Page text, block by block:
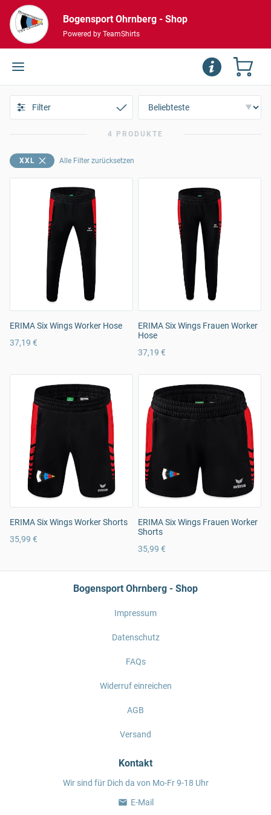
Bogensport Ohrnberg - Shop
Powered by TeamShirts
Filter
4 PRODUKTE
XXL Alle Filter zurücksetzen
ERIMA Six Wings Worker Hose
37,19 €
ERIMA Six Wings Frauen Worker
Hose
37,19 €
ERIMA Six Wings Worker Shorts
35,99 €
ERIMA Six Wings Frauen Worker
Shorts
35,99 €
Bogensport Ohrnberg - Shop
Impressum
Datenschutz
FAQs
Widerruf einreichen
AGB
Versand
Kontakt
Wir sind für Dich da von Mo-Fr 9-18 Uhr
E-Mail